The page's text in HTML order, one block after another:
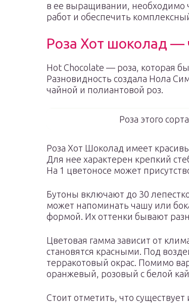
в ее выращивании, необходимо
работ и обеспечить
Роза Хот шоколад —
Hot Chocolate — роза, которая
Разновидность создала Нола
чайной и полиантовой роз.
Роза этого
Роза Хот Шоколад имеет
Для нее характерен крепкий
На 1 цветоносе может
Бутоны включают до 30
может напоминать чашу или
формой. Их оттенки бывают
Цветовая гамма зависит от
становятся красными. Под
терракотовый окрас. Помимо
оранжевый, розовый с белой
Стоит отметить, что